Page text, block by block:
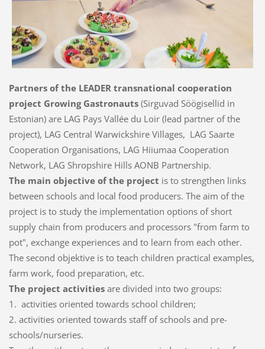
Partners of the LEADER transnational cooperation
project Growing Gastronauts (Sirguvad Söögisellid in
Estonian) are LAG Pays Vallée du Loir (lead partner of the
project), LAG Central Warwickshire Villages, LAG Saarte
Cooperation Organisations, LAG Hiiumaa Cooperation
Network, LAG Shropshire Hills AONB Partnership.
The main objective of the project is to strengthen links
between schools and local food producers. The aim of the
project is to study the implementation options of short
supply chain from producers and processors "from farm to
pot", exchange experiences and to learn from each other.
The second objektive is to teach children practical examples,
farm work, food preparation, etc.
The project activities are divided into two groups:
1. activities oriented towards school children;
2. activities oriented towards staff of schools and pre-
schools/nurseries.